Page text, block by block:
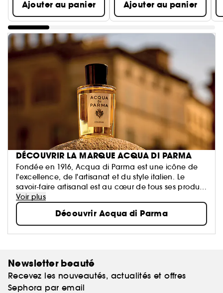
Ajouter au panier Ajouter au panier
DÉCOUVRIR LA MARQUE ACQUA DI PARMA
Fondée en 1916, Acqua di Parma est une icône de
l'excellence, de l'artisanat et du style italien. Le
savoir-faire artisanal est au cœur de tous ses produits
qui sont fièrement fabriqués en Italie, où
l'authenticité et la simplicité brillent.
Voir plus
Découvrir Acqua di Parma
Newsletter beauté
Recevez les nouveautés, actualités et offres
Sephora par email